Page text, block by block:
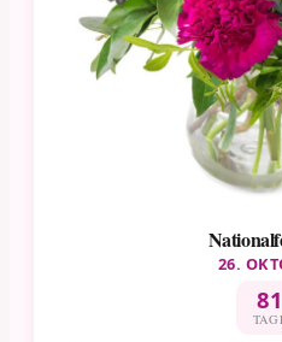
26.
81